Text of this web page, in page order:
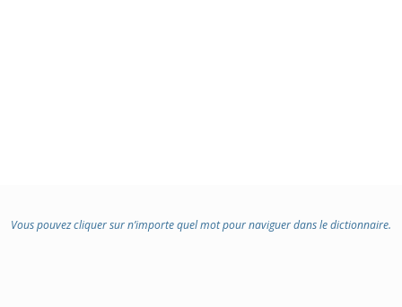
Vous pouvez cliquer sur n’importe quel mot pour naviguer dans le dictionnaire.